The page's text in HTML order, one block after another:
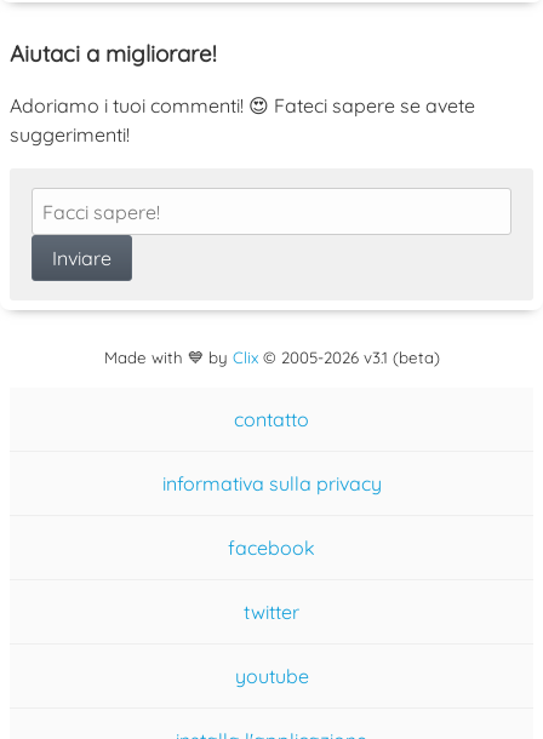
Aiutaci a migliorare!
Adoriamo i tuoi commenti! 😍 Fateci sapere se avete
suggerimenti!
Made with 💙 by Clix© 2005-2026 v3.1 (beta)
contatto
informativa sulla privacy
facebook
twitter
youtube